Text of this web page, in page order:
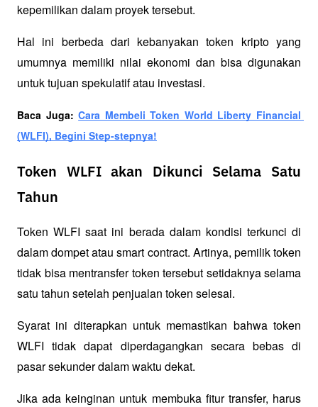
kepemilikan dalam proyek tersebut.
Hal ini berbeda dari kebanyakan token kripto yang
umumnya memiliki nilai ekonomi dan bisa digunakan
untuk tujuan spekulatif atau investasi.
Baca Juga: Cara Membeli Token World Liberty Financial
(WLFI), Begini Step-stepnya!
Token WLFI akan Dikunci Selama Satu
Tahun
Token WLFI saat ini berada dalam kondisi terkunci di
dalam dompet atau smart contract. Artinya, pemilik token
tidak bisa mentransfer token tersebut setidaknya selama
satu tahun setelah penjualan token selesai.
Syarat ini diterapkan untuk memastikan bahwa token
WLFI tidak dapat diperdagangkan secara bebas di
pasar sekunder dalam waktu dekat.
Jika ada keinginan untuk membuka fitur transfer, harus